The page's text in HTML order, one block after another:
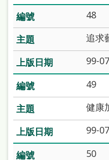
詞
彙
北
通
陳
系
統
48
追求
99-
49
健康
99-
50